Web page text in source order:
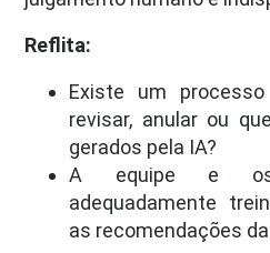
Reflita:
Existe um
revisar, anular ou
gerados pela IA?
A equipe e os
adequadamente
as recomendações da